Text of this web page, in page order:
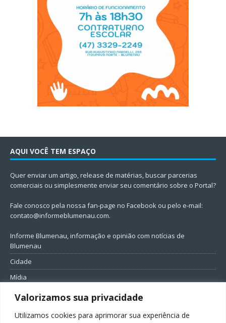
Valorizamos sua privacidade
Utilizamos cookies para aprimorar sua experiência de
AQUI VOCÊ TEM ESPAÇO
Quer enviar um artigo, release de matérias, buscar parcerias
comerciais ou simplesmente enviar seu comentário sobre o Portal?
Fale conosco pela nossa fan-page no Facebook ou pelo e-mail:
contato@informeblumenau.com.
Informe Blumenau, informação e opinião com notícias de
Blumenau
Cidade
Mídia
Entretenimento